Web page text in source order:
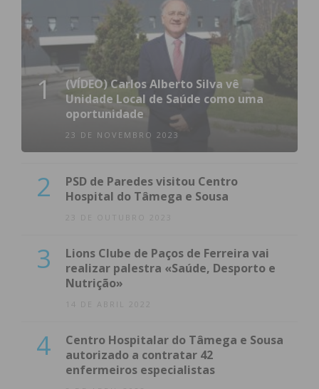
1
(VÍDEO) Carlos Alberto Silva vê
Unidade Local de Saúde como uma
oportunidade
23 DE NOVEMBRO 2023
2
PSD de Paredes visitou Centro
Hospital do Tâmega e Sousa
23 DE OUTUBRO 2023
3
Lions Clube de Paços de Ferreira vai
realizar palestra «Saúde, Desporto e
Nutrição»
14 DE ABRIL 2022
4
Centro Hospitalar do Tâmega e Sousa
autorizado a contratar 42
enfermeiros especialistas